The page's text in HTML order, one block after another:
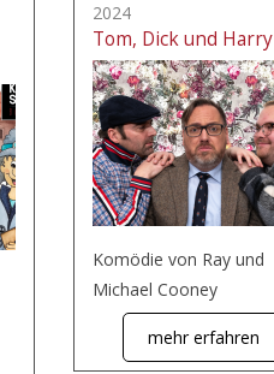
2024
Tom, Dick und Harry
Komödie von Ray und
Michael Cooney
mehr erfahren